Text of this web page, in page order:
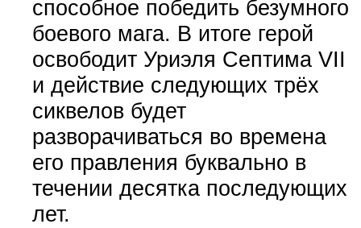
способное победить безумного
боевого мага. В итоге герой
освободит Уриэля Септима VII
и действие следующих трёх
сиквелов будет
разворачиваться во времена
его правления буквально в
течении десятка последующих
лет.